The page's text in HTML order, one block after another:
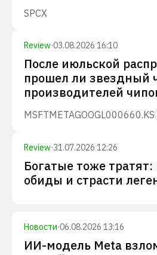
SPCX
Review·03.08.2026 16:10
После июльской
прошел ли звездный
производителей
MSFTMETAGOOGL000660.KS
Review·31.07.2026 12:26
Богатые тоже
обиды и страсти
Новости·06.08.2026 13:16
ИИ-модель Meta